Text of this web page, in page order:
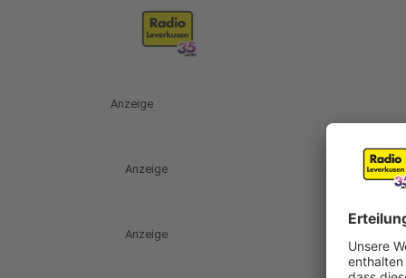
Anzeige
Anzeige
Anzeige